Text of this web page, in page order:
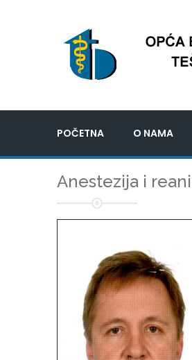
POČETNA O NAMA
Anestezija i